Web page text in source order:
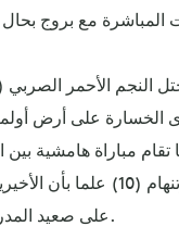
الخسارة على أرض
مباراة هامشية بين
ميونيخ (15) وتوتنهام (10)
على صعيد المدربين هذا الموسم.